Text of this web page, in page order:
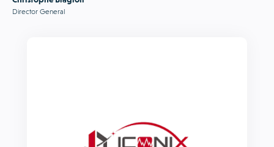
Director General